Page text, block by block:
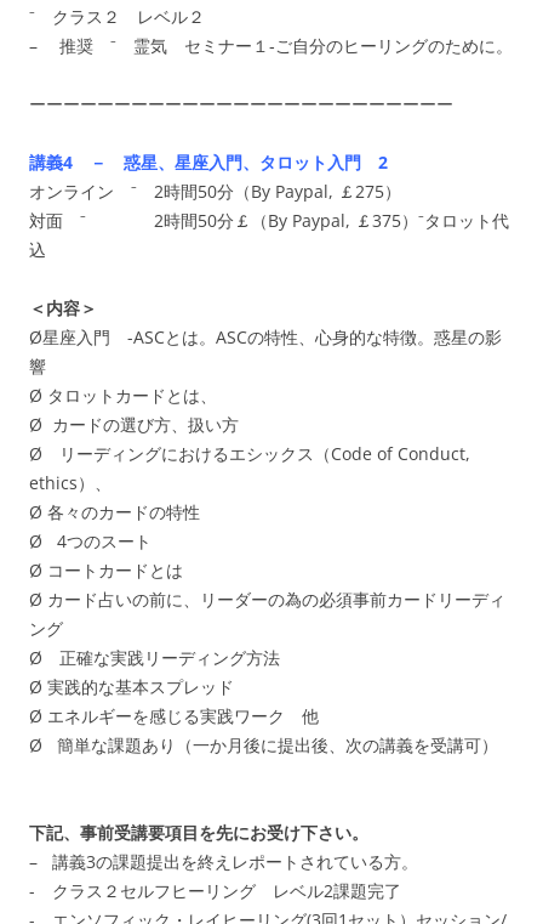
⁻ クラス２ レベル２
– 推奨 ⁻ 霊気 セミナー１‐ご自分のヒーリングのために。
ーーーーーーーーーーーーーーーーーーーーーーーーー
講義4 － 惑星、星座入門、タロット入門 2
オンライン ⁻ 2時間50分（By Paypal, ￡275）
対面 ⁻ 2時間50分￡（By Paypal, ￡375）⁻タロット代
込
＜内容＞
Ø星座入門 -ASCとは。ASCの特性、心身的な特徴。惑星の影
響
Ø タロットカードとは、
Ø カードの選び方、扱い方
Ø リーディングにおけるエシックス（Code of Conduct,
ethics）、
Ø 各々のカードの特性
Ø 4つのスート
Ø コートカードとは
Ø カード占いの前に、リーダーの為の必須事前カードリーディ
ング
Ø 正確な実践リーディング方法
Ø 実践的な基本スプレッド
Ø エネルギーを感じる実践ワーク 他
Ø 簡単な課題あり（一か月後に提出後、次の講義を受講可）
下記、事前受講要項目を先にお受け下さい。
– 講義3の課題提出を終えレポートされている方。
- クラス２セルフヒーリング レベル2課題完了